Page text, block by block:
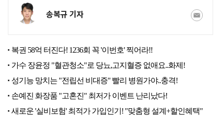
송복규 기자